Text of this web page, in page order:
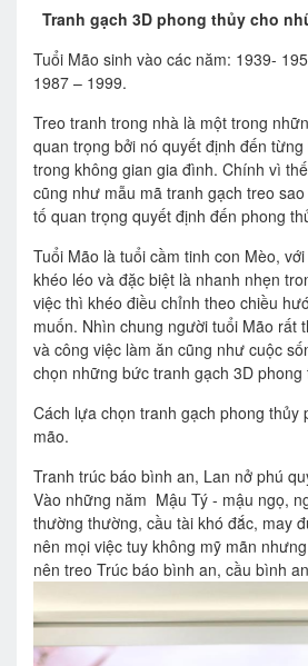
Tranh gạch 3D phong thủy cho
Tuổi Mão sinh vào các năm: 1939-
1987 – 1999.
Treo tranh trong nhà là một trong
quan trọng bởi nó quyết định đến
trong không gian gia đình. Chính vì
cũng như mẫu mã tranh gạch treo
tố quan trọng quyết định đến phong
Tuổi Mão là tuổi cầm tinh con Mèo,
khéo léo và đặc biệt là nhanh nhẹn
việc thì khéo điều chỉnh theo chiều
muốn. Nhìn chung người tuổi Mão rất
và công việc làm ăn cũng như cuộc
chọn những bức tranh gạch 3D phong
Cách lựa chọn tranh gạch phong thủy
mão.
Tranh trúc báo bình an, Lan nở phú
Vào những năm Mậu Tý - mậu ngọ,
thường thường, cầu tài khó đắc, may
nên mọi việc tuy không mỹ mãn
nên treo Trúc báo bình an, cầu bình